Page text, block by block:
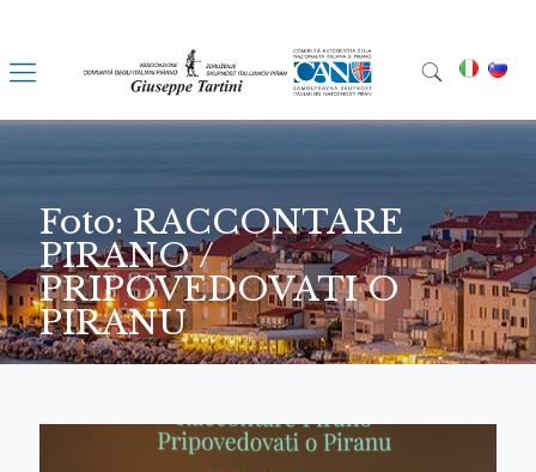
Foto: RACCONTARE
PIRANO /
PRIPOVEDOVATI O
PIRANU